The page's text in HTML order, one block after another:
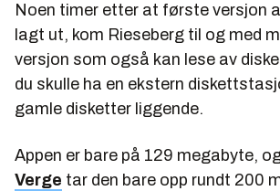
Noen timer etter at første versjon
lagt ut, kom Rieseberg til og med
versjon som også kan lese av
du skulle ha en ekstern
gamle disketter liggende.
Appen er bare på 129 megabyte,
Verge tar den bare opp rundt 200